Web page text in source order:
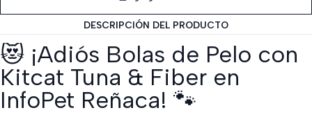
DESCRIPCIÓN DEL PRODUCTO
😻 ¡Adiós Bolas de Pelo con
Kitcat Tuna & Fiber en
InfoPet Reñaca! 🐾